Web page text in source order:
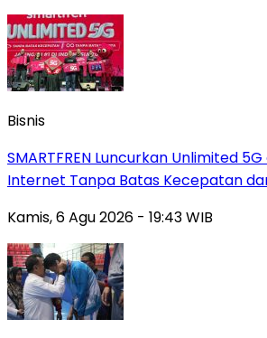
Bisnis
SMARTFREN Luncurkan Unlimited
Internet Tanpa Batas Kecepatan
Kamis, 6 Agu 2026 - 19:43 WIB